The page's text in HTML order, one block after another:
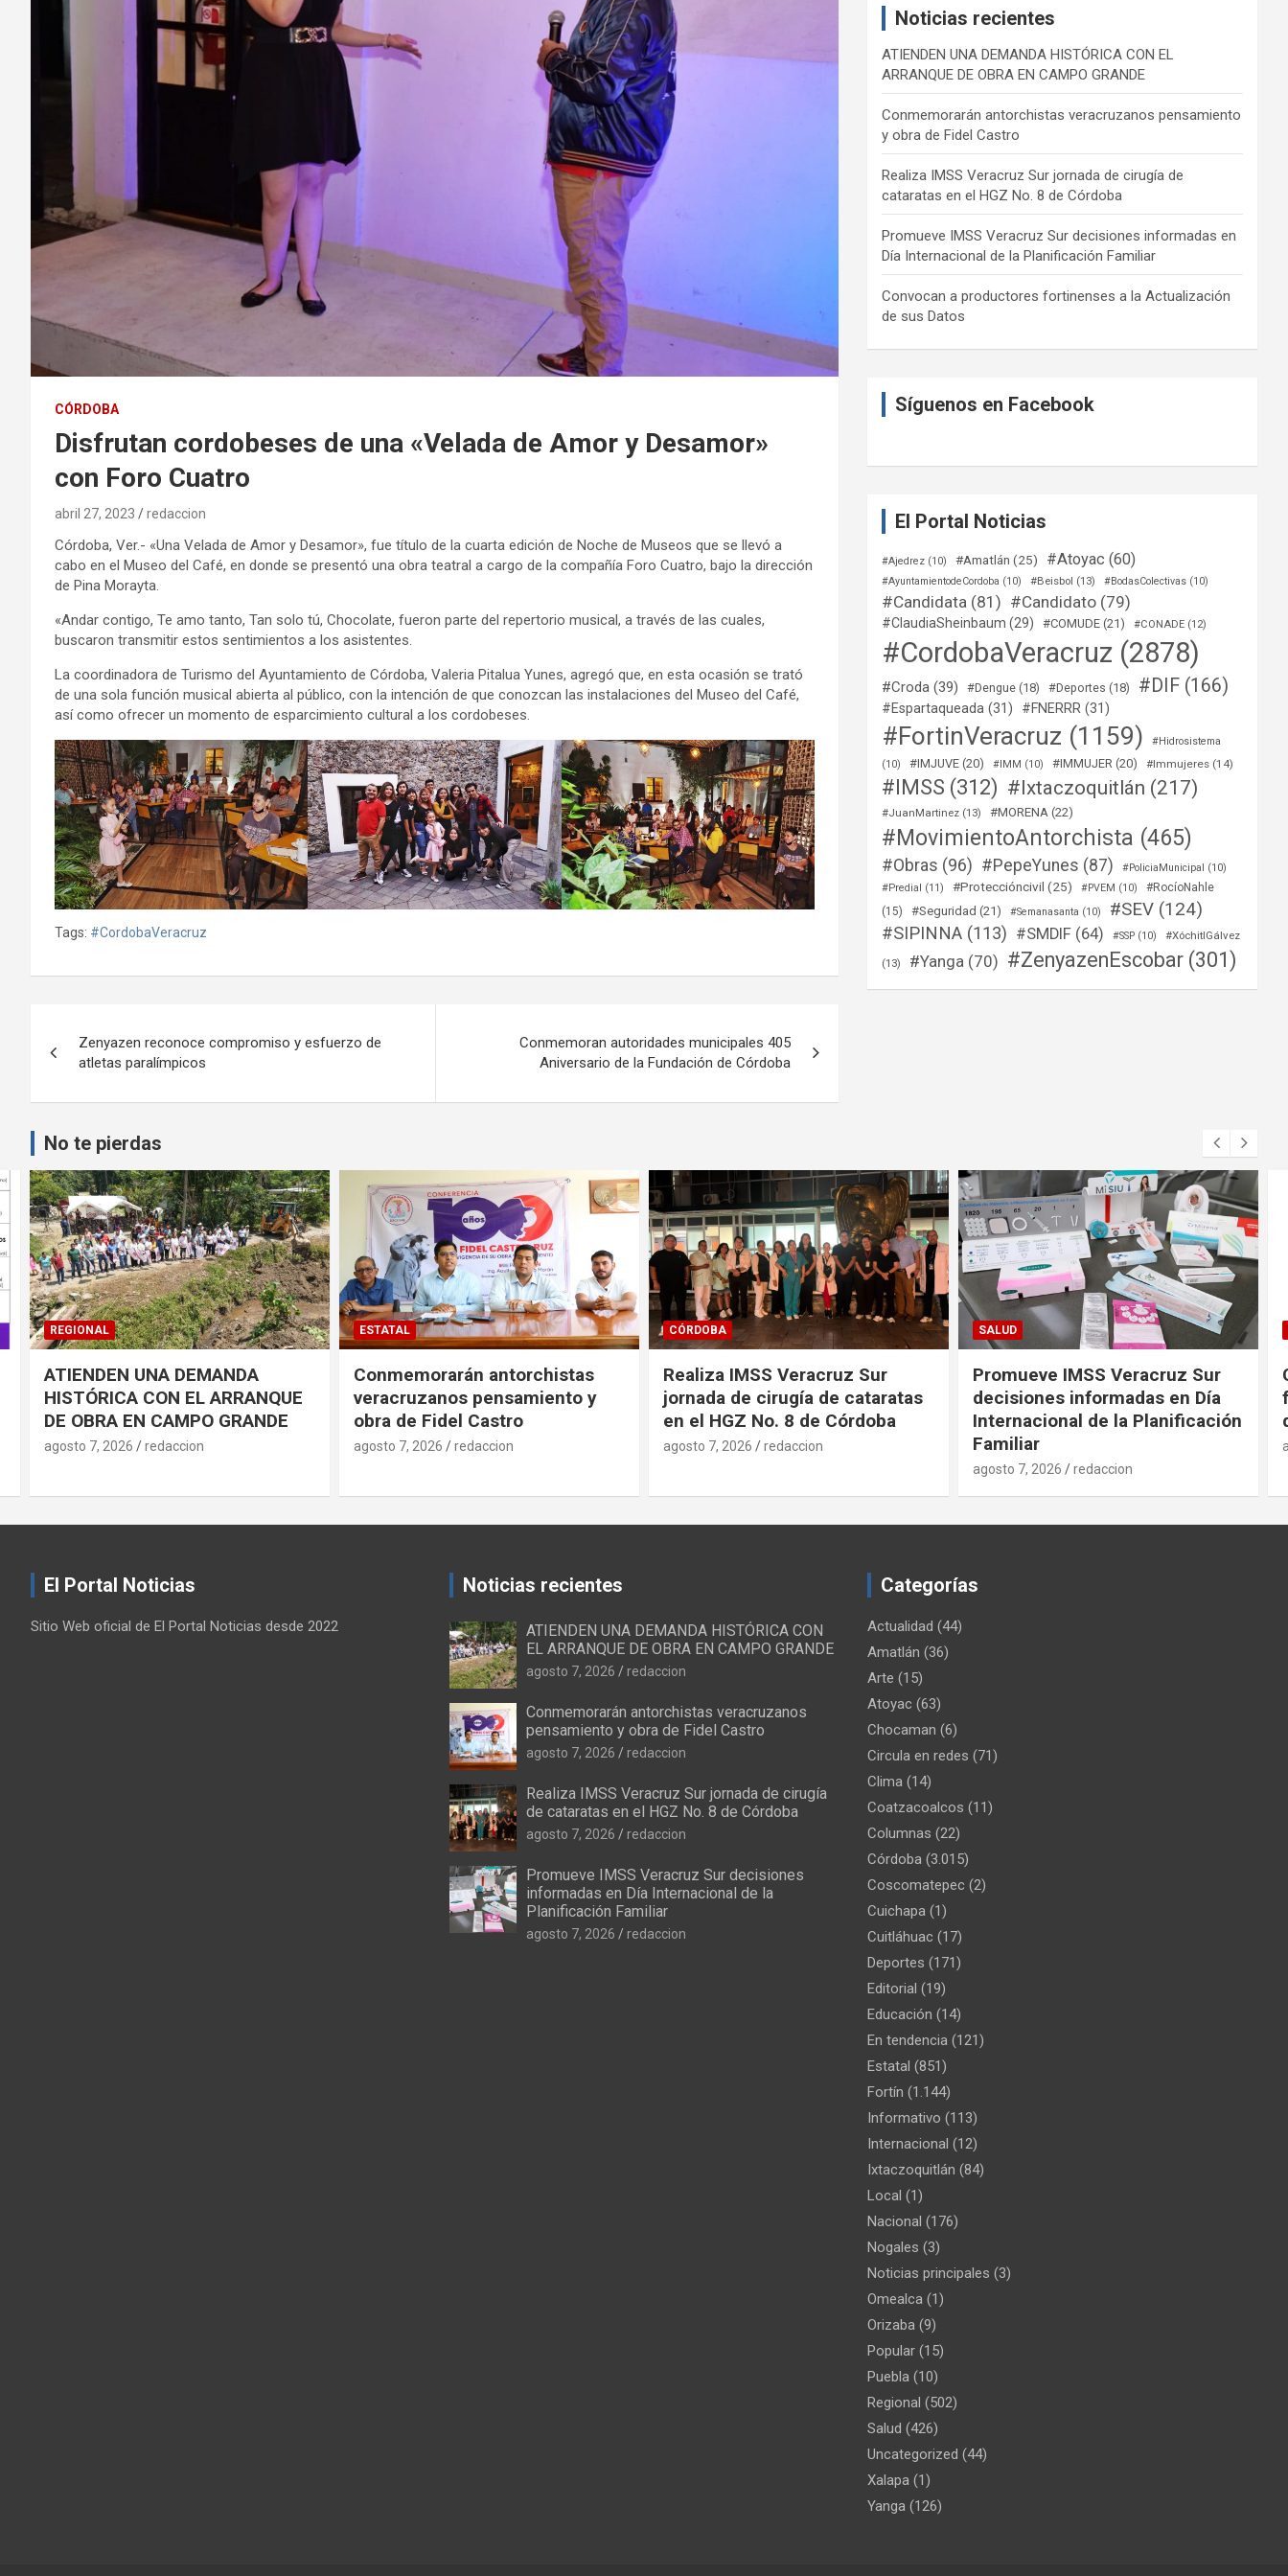
CÓRDOBA
Disfrutan cordobeses de una «Velada de Amor y Desamor»
con Foro Cuatro
abril 27, 2023 redaccion
Córdoba, Ver.- «Una Velada de Amor y Desamor», fue título de la cuarta edición de Noche de Museos que se llevó a
cabo en el Museo del Café, en donde se presentó una obra teatral a cargo de la compañía Foro Cuatro, bajo la dirección
de Pina Morayta.
«Andar contigo, Te amo tanto, Tan solo tú, Chocolate, fueron parte del repertorio musical, a través de las cuales,
buscaron transmitir estos sentimientos a los asistentes.
La coordinadora de Turismo del Ayuntamiento de Córdoba, Valeria Pitalua Yunes, agregó que, en esta ocasión se trató
de una sola función musical abierta al público, con la intención de que conozcan las instalaciones del Museo del Café,
así como ofrecer un momento de esparcimiento cultural a los cordobeses.
Tags: #CordobaVeracruz
de
entradas
Zenyazen reconoce compromiso y esfuerzo de
atletas paralímpicos
Conmemoran autoridades municipales 405
Aniversario de la Fundación de Córdoba
Noticias recientes
ATIENDEN UNA DEMANDA HISTÓRICA CON EL
ARRANQUE DE OBRA EN CAMPO GRANDE
Conmemorarán antorchistas veracruzanos pensamiento
y obra de Fidel Castro
Realiza IMSS Veracruz Sur jornada de cirugía de
cataratas en el HGZ No. 8 de Córdoba
Promueve IMSS Veracruz Sur decisiones informadas en
Día Internacional de la Planificación Familiar
Convocan a productores fortinenses a la Actualización
de sus Datos
Síguenos en Facebook
El Portal Noticias
#Ajedrez (10) #Amatlán (25) #Atoyac (60)
#AyuntamientodeCordoba (10) #Beisbol (13) #BodasColectivas (10)
#Candidata (81) #Candidato (79)
#ClaudiaSheinbaum (29) #COMUDE (21) #CONADE (12)
#CordobaVeracruz (2878)
#Croda (39) #Dengue (18) #Deportes (18) #DIF (166)
#Espartaqueada (31) #FNERRR (31)
#FortinVeracruz (1159)
#Hidrosistema
(10)
#IMJUVE (20) #IMM (10) #IMMUJER (20) #Immujeres (14)
#IMSS (312) #Ixtaczoquitlán (217)
#JuanMartinez (13) #MORENA (22)
#MovimientoAntorchista (465)
#Obras (96) #PepeYunes (87) #PoliciaMunicipal (10)
#Predial (11) #Proteccióncivil (25) #PVEM (10)
#RocíoNahle
(15)
#Seguridad (21) #Semanasanta (10) #SEV (124)
#SIPINNA (113) #SMDIF (64) #SSP (10) #XóchitlGálvez
(13) #Yanga (70) #ZenyazenEscobar (301)
No te pierdas
ESTATAL
Conmemorarán antorchistas
veracruzanos pensamiento y
obra de Fidel Castro
agosto 7, 2026 redaccion
CÓRDOBA
Realiza IMSS Veracruz Sur
jornada de cirugía de cataratas
en el HGZ No. 8 de Córdoba
agosto 7, 2026 redaccion
SALUD
Promueve IMSS Veracruz Sur
decisiones informadas en Día
Internacional de la Planificación
Familiar
FORTÍN
Convocan a productores
fortinenses a la Actualización
de sus Datos
agosto 7, 2026
El Portal Noticias
Sitio Web oficial de El Portal Noticias desde 2022
Noticias recientes
ATIENDEN UNA DEMANDA HISTÓRICA CON
EL ARRANQUE DE OBRA EN CAMPO GRANDE
agosto 7, 2026 redaccion
Conmemorarán antorchistas veracruzanos
pensamiento y obra de Fidel Castro
agosto 7, 2026 redaccion
Realiza IMSS Veracruz Sur jornada de cirugía
de cataratas en el HGZ No. 8 de Córdoba
agosto 7, 2026 redaccion
Promueve IMSS Veracruz Sur decisiones
informadas en Día Internacional de la
Planificación Familiar
agosto 7, 2026 redaccion
Categorías
Actualidad (44)
Amatlán (36)
Arte (15)
Atoyac (63)
Chocaman (6)
Circula en redes (71)
Clima (14)
Coatzacoalcos (11)
Columnas (22)
Córdoba (3.015)
Coscomatepec (2)
Cuichapa (1)
Cuitláhuac (17)
Deportes (171)
Editorial (19)
Educación (14)
En tendencia (121)
Estatal (851)
Fortín (1.144)
Informativo (113)
Internacional (12)
Ixtaczoquitlán (84)
Local (1)
Nacional (176)
Nogales (3)
Noticias principales (3)
Omealca (1)
Orizaba (9)
Popular (15)
Puebla (10)
Regional (502)
Salud (426)
Uncategorized (44)
Xalapa (1)
Yanga (126)